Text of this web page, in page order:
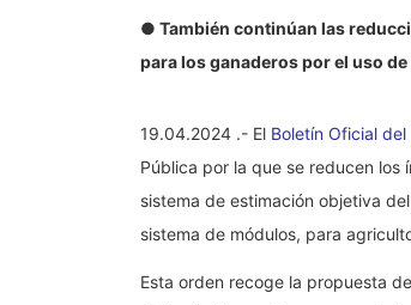
● También continúan las
para los ganaderos por el uso
19.04.2024 .- El Boletín Oficial del
Pública por la que se reducen
sistema de estimación objetiva
sistema de módulos, para
Esta orden recoge la propuesta